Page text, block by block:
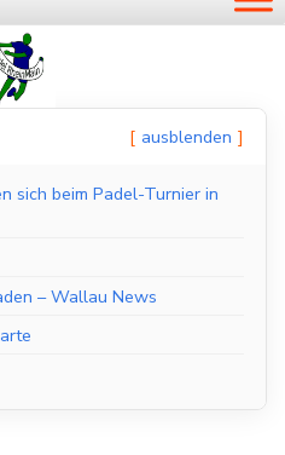
ausblenden
sich beim Padel-Turnier in
– Wallau News